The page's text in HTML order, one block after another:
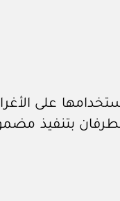
على
بتنفيذ